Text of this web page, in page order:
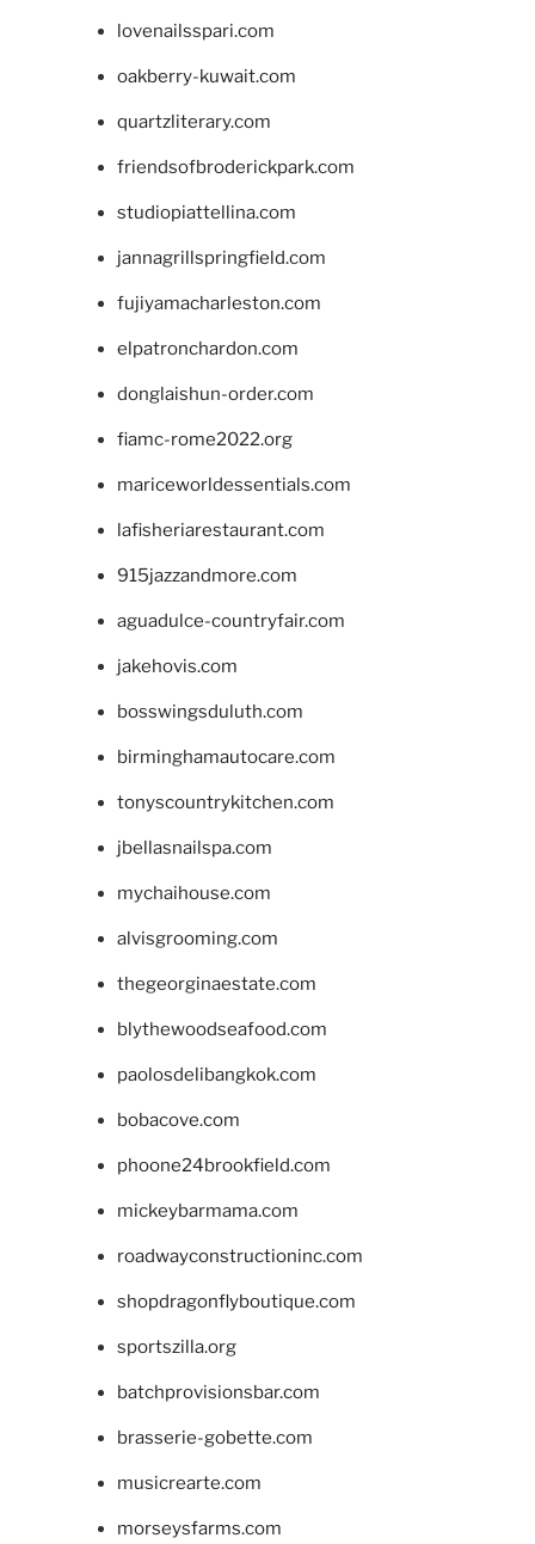
lovenailsspari.com
oakberry-kuwait.com
quartzliterary.com
friendsofbroderickpark.com
studiopiattellina.com
jannagrillspringfield.com
fujiyamacharleston.com
elpatronchardon.com
donglaishun-order.com
fiamc-rome2022.org
mariceworldessentials.com
lafisheriarestaurant.com
915jazzandmore.com
aguadulce-countryfair.com
jakehovis.com
bosswingsduluth.com
birminghamautocare.com
tonyscountrykitchen.com
jbellasnailspa.com
mychaihouse.com
alvisgrooming.com
thegeorginaestate.com
blythewoodseafood.com
paolosdelibangkok.com
bobacove.com
phoone24brookfield.com
mickeybarmama.com
roadwayconstructioninc.com
shopdragonflyboutique.com
sportszilla.org
batchprovisionsbar.com
brasserie-gobette.com
musicrearte.com
morseysfarms.com